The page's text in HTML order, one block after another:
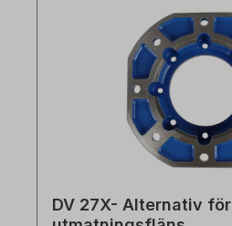
DV 27X- Alternativ för